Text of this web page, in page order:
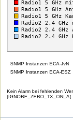
SNMP Instanzen ECA-JvN
SNMP Instanzen ECA-ESZ
Kein Alarm bei fehlenden
(IGNORE_ZERO_TX_ON_A)